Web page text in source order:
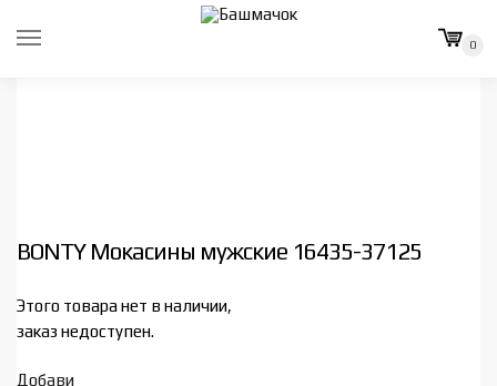
0
BONTY Мокасины мужские 16435-37125
Этого товара нет в наличии,
заказ недоступен.
Добави